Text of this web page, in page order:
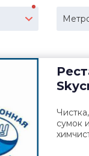
сумок